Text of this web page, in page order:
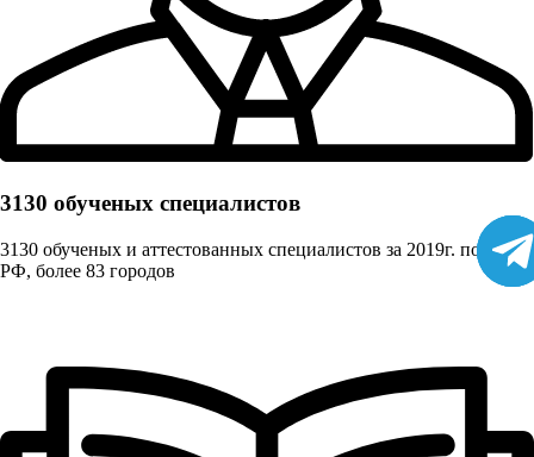
3130 обученых cпециалистов
3130 обученых и аттестованных специалистов за 2019г. по всей
РФ, более 83 городов